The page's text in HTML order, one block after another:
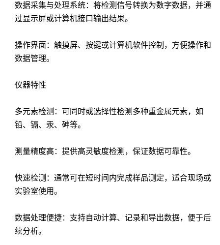
数据采集与处理系统：将检测信号转换为数字数据，并通
过显示屏或计算机接口输出结果。
操作界面：触摸屏、按键或计算机软件控制，方便操作和
数据管理。
仪器特性
多元素检测：可同时或选择性检测多种重金属元素，如
铅、镉、汞、砷等。
测量精度高：提供高灵敏度检测，保证数据可靠性。
快速检测：通常可在短时间内完成样品测定，适合现场或
实验室使用。
数据处理便捷：支持自动计算、记录和导出数据，便于后
续分析。